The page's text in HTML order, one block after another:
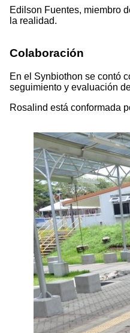
Edilson Fuentes, miembro
la realidad.
Colaboración
En el Synbiothon se contó
seguimiento y evaluación
Rosalind está conformada